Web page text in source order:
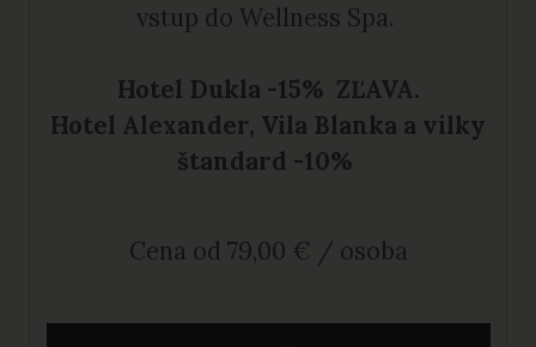
vstup do Wellness Spa.
Hotel Dukla -15% ZĽAVA.
Hotel Alexander, Vila Blanka a vilky
štandard -10%
Cena od 79,00 € / osoba